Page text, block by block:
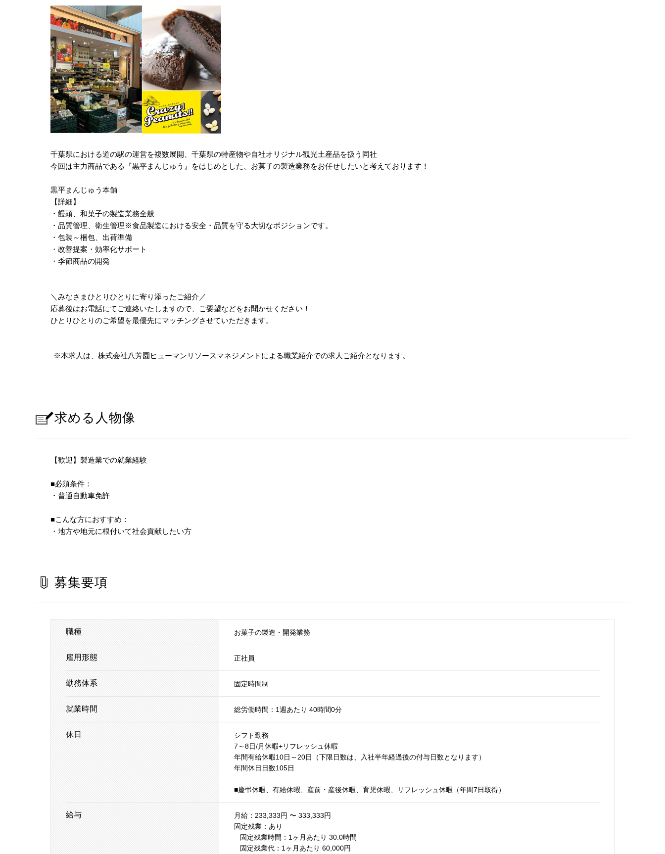
千葉県における道の駅の運営を複数展開、千葉県の特産物や自社オリジナル観光土産品を扱う同社
今回は主力商品である『黒平まんじゅう』をはじめとした、お菓子の製造業務をお任せしたいと考えております！
黒平まんじゅう本舗
【詳細】
・饅頭、和菓子の製造業務全般
・品質管理、衛生管理※食品製造における安全・品質を守る大切なポジションです。
・包装～梱包、出荷準備
・改善提案・効率化サポート
・季節商品の開発
＼みなさまひとりひとりに寄り添ったご紹介／
応募後はお電話にてご連絡いたしますので、ご要望などをお聞かせください！
ひとりひとりのご希望を最優先にマッチングさせていただきます。
※本求人は、株式会社八芳園ヒューマンリソースマネジメントによる職業紹介での求人ご紹介となります。
求める人物像
【歓迎】製造業での就業経験
■必須条件：
・普通自動車免許
■こんな方におすすめ：
・地方や地元に根付いて社会貢献したい方
募集要項
職種 お菓子の製造・開発業務
雇用形態 正社員
勤務体系 固定時間制
就業時間 総労働時間：1週あたり 40時間0分
休日
シフト勤務
7～8日/月休暇+リフレッシュ休暇
年間有給休暇10日～20日（下限日数は、入社半年経過後の付与日数となります）
年間休日日数105日
■慶弔休暇、有給休暇、産前・産後休暇、育児休暇、リフレッシュ休暇（年間7日取得）
給与
月給：233,333円 〜 333,333円
固定残業：あり
固定残業時間：1ヶ月あたり 30.0時間
固定残業代：1ヶ月あたり 60,000円